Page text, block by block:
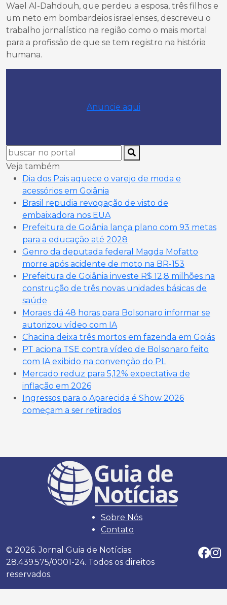
Wael Al-Dahdouh, que perdeu a esposa, três filhos e
um neto em bombardeios israelenses, descreveu o
trabalho jornalístico na região como o mais mortal
para a profissão de que se tem registro na história
humana.
Anuncie aqui
Veja também
Dia dos Pais aquece o varejo de moda e
acessórios em Goiânia
Brasil repudia revogação de visto de
embaixadora nos EUA
Prefeitura de Goiânia lança plano com 93 metas
para a educação até 2028
Genro da deputada federal Magda Mofatto
morre após acidente de moto na BR-153
Prefeitura de Goiânia investe R$ 12,8 milhões na
construção de três novas unidades básicas de
saúde
Moraes dá 48 horas para Bolsonaro informar se
autorizou vídeo com IA
Chacina deixa três mortos em fazenda em Goiás
PT aciona TSE contra vídeo de Bolsonaro feito
com IA exibido na convenção do PL
Mercado reduz para 5,12% expectativa de
inflação em 2026
Ingressos para o Aparecida é Show 2026
começam a ser retirados
Sobre Nós
Contato
© 2026. Jornal Guia de Notícias.
28.439.575/0001-24. Todos os direitos
reservados.